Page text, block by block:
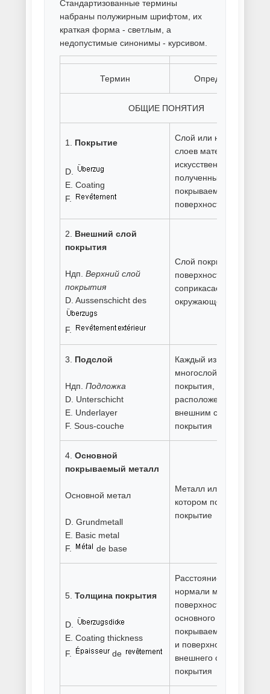
Порошковая покраска
радиаторов
Порошковая покраска сеток и
Порошковая покраска
спортивного оборудования
Порошковая покраска торгового
Порошковая покраска труб
Порошковая покраска черного
металла
Родирование серебра
Ручная покраска металла
Свинцевание металла
Силицирование металла
Способы покраски
Термодиффузионное
Травление металла
Услуги гальванического
Фосфатирование металла
Химическая и гальваническая
Химическое оксидирование
металла
Холодное цинкование металла